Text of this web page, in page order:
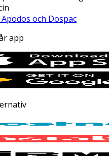
och Dospac
app